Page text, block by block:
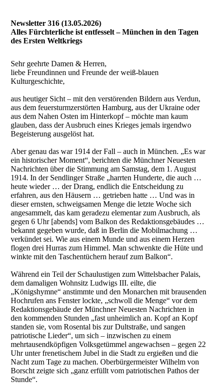
Newsletter 316 (13.05.2026)
Alles Fürchterliche ist entfesselt – München in den Tagen
des Ersten Weltkriegs
Sehr geehrte Damen & Herren,
liebe Freundinnen und Freunde der weiß-blauen
Kulturgeschichte,
aus heutiger Sicht – mit den verstörenden Bildern aus Verdun,
aus dem feuersturmzerstörten Hamburg, aus der Ukraine oder
aus dem Nahen Osten im Hinterkopf – möchte man kaum
glauben, dass der Ausbruch eines Krieges jemals irgendwo
Begeisterung ausgelöst hat.
Aber genau das war 1914 der Fall – auch in München. „Es war
ein historischer Moment“, berichten die Münchner Neuesten
Nachrichten über die Stimmung am Samstag, dem 1. August
1914. In der Sendlinger Straße „harrten Hunderte, die auch …
heute wieder … der Drang, endlich die Entscheidung zu
erfahren, aus den Häusern … getrieben hatte … Und was in
dieser ernsten, schweigsamen Menge die letzte Woche sich
angesammelt, das kam geradezu elementar zum Ausbruch, als
gegen 6 Uhr [abends] vom Balkon des Redaktionsgebäudes …
bekannt gegeben wurde, daß in Berlin die Mobilmachung …
verkündet sei. Wie aus einem Munde und aus einem Herzen
flogen drei Hurras zum Himmel. Man schwenkte die Hüte und
winkte mit den Taschentüchern herauf zum Balkon“.
Während ein Teil der Schaulustigen zum Wittelsbacher Palais,
dem damaligen Wohnsitz Ludwigs III. eilte, die
„Königshymne“ anstimmte und den Monarchen mit brausenden
Hochrufen ans Fenster lockte, „schwoll die Menge“ vor dem
Redaktionsgebäude der Münchner Neuesten Nachrichten in
den kommenden Stunden „fast unheimlich an. Kopf an Kopf
standen sie, vom Rosental bis zur Dultstraße, und sangen
patriotische Lieder“, um sich – inzwischen zu einem
mehrtausendköpfigen Volksgetümmel angewachsen – gegen 22
Uhr unter frenetischem Jubel in die Stadt zu ergießen und die
Nacht zum Tage zu machen. Oberbürgermeister Wilhelm von
Borscht zeigte sich „ganz erfüllt vom patriotischen Pathos der
Stunde“.